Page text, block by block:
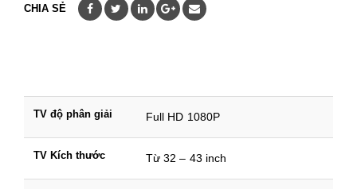
CHIA SẺ
TV độ phân giải Full HD 1080P
TV Kích thước Từ 32 – 43 inch